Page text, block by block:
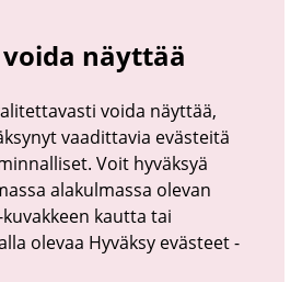
näyttää
voida näyttää,
vaadittavia evästeitä
Voit hyväksyä
alakulmassa olevan
kautta tai
olevaa Hyväksy evästeet -